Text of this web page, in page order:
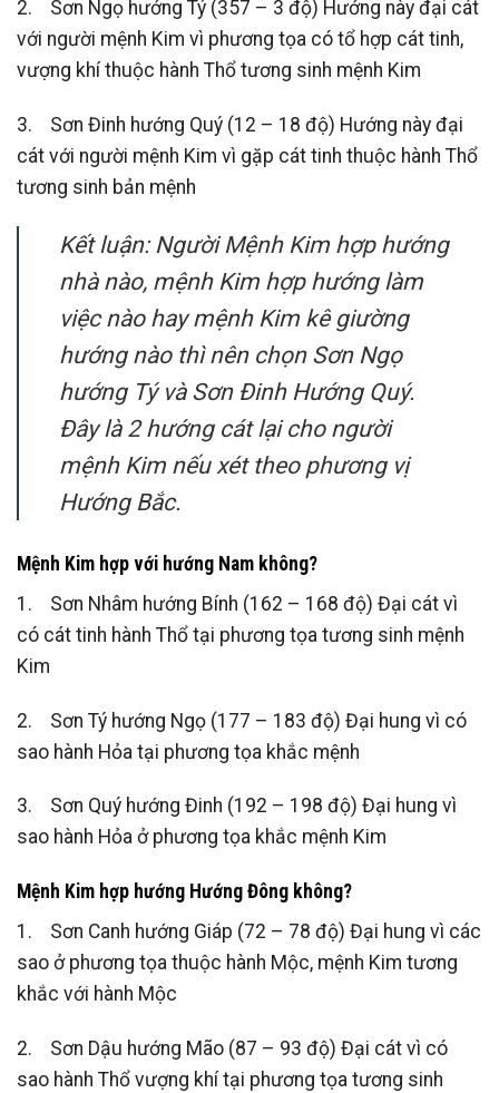
2. Sơn Ngọ hướng Tý (357 – 3 độ) Hướng này đại cát
với người mệnh Kim vì phương tọa có tổ hợp cát tinh,
vượng khí thuộc hành Thổ tương sinh mệnh Kim
3. Sơn Đinh hướng Quý (12 – 18 độ) Hướng này đại
cát với người mệnh Kim vì gặp cát tinh thuộc hành Thổ
tương sinh bản mệnh
Kết luận: Người Mệnh Kim hợp hướng
nhà nào, mệnh Kim hợp hướng làm
việc nào hay mệnh Kim kê giường
hướng nào thì nên chọn Sơn Ngọ
hướng Tý và Sơn Đinh Hướng Quý.
Đây là 2 hướng cát lại cho người
mệnh Kim nếu xét theo phương vị
Hướng Bắc.
Mệnh Kim hợp với hướng Nam không?
1. Sơn Nhâm hướng Bính (162 – 168 độ) Đại cát vì
có cát tinh hành Thổ tại phương tọa tương sinh mệnh
Kim
2. Sơn Tý hướng Ngọ (177 – 183 độ) Đại hung vì có
sao hành Hỏa tại phương tọa khắc mệnh
3. Sơn Quý hướng Đinh (192 – 198 độ) Đại hung vì
sao hành Hỏa ở phương tọa khắc mệnh Kim
Mệnh Kim hợp hướng Hướng Đông không?
1. Sơn Canh hướng Giáp (72 – 78 độ) Đại hung vì các
sao ở phương tọa thuộc hành Mộc, mệnh Kim tương
khắc với hành Mộc
2. Sơn Dậu hướng Mão (87 – 93 độ) Đại cát vì có
sao hành Thổ vượng khí tại phương tọa tương sinh